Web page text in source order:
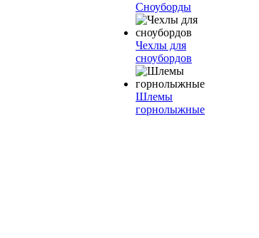
Сноуборды
Чехлы для
сноубордов
Шлемы
горнолыжные